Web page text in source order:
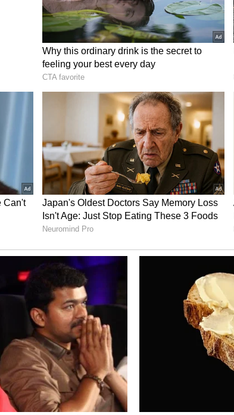
ஒன்றைக்கூட பாஜக கூட்டணி அரசு
வந்த மத்திய அமைச்சர் அமித்ஷாவும் ஒரு
எந்தத் திட்டமும் நடைபெறவில்லை. கடந்த
இருந்தபோது மக்களின் எதிர்பார்ப்புகளை
அந்த ஆட்சிக்குப் பின்னர் நடைபெற்ற
அனைத்து அமைச்சர்களும் தேர்தலில்
வந்து பிறகு புதுச்சேரி மக்களுக்கு என்ன
தந்தார்களா, தொழிற்சாலைகளை